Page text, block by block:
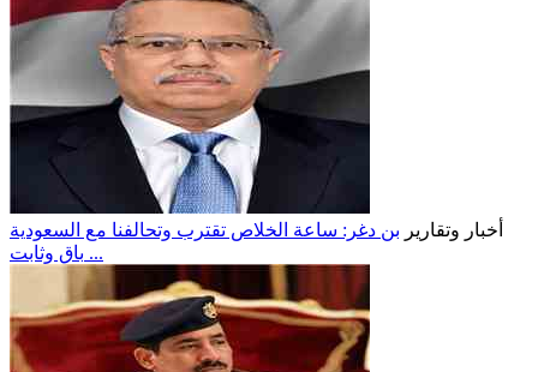
أخبار وتقارير بن دغر: ساعة الخلاص تقترب وتحالفنا مع السعودية
باقٍ وثابت ...